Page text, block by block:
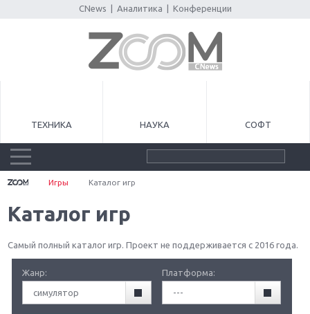
CNews Аналитика Конференции
ТЕХНИКА НАУКА СОФТ
Игры Каталог игр
Каталог игр
Самый полный каталог игр. Проект не поддерживается с 2016 года.
Жанр:
симулятор
Платформа:
---